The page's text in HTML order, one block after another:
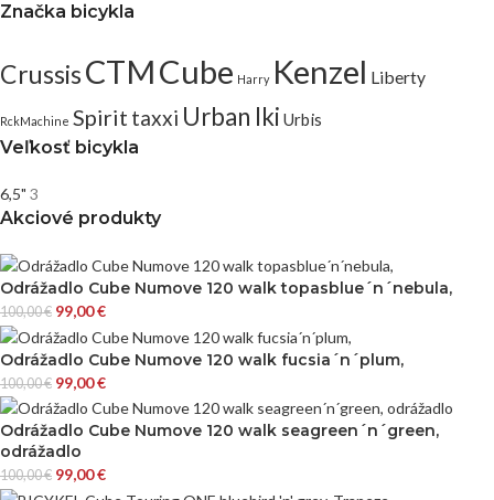
Značka bicykla
CrussisCTMCube Harry Kenzel Liberty
RckMachine Spirit taxxi Urban Iki Urbis
Veľkosť bicykla
6,5" 3
Akciové produkty
Odrážadlo Cube Numove 120 walk topasblue´n´nebula,
100,00€ 99,00€
Odrážadlo Cube Numove 120 walk fucsia´n´plum,
100,00€ 99,00€
Odrážadlo Cube Numove 120 walk seagreen´n´green,
odrážadlo
100,00€ 99,00€